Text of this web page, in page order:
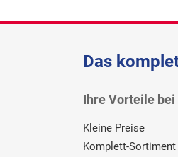
Das
Ihre Vorteile bei
Kleine Preise
Komplett-